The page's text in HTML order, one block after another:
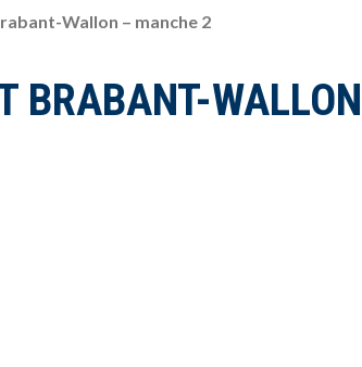
Wallon – manche 2
BRABANT-WALLON